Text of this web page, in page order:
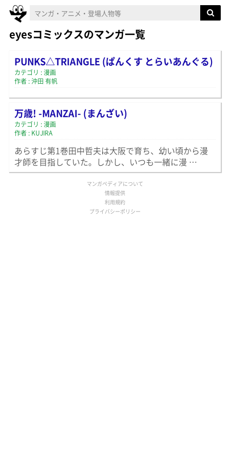
eyesコミックスのマンガ一覧
PUNKS△TRIANGLE (ぱんくす とらいあんぐる)
カテゴリ : 漫画
作者 : 沖田 有帆
万歳! -MANZAI- (まんざい)
カテゴリ : 漫画
作者 : KUJIRA
あらすじ第1巻田中哲夫は大阪で育ち、幼い頃から漫
才師を目指していた。しかし、いつも一緒に漫 …
マンガペディアについて
情報提供
利用規約
プライバシーポリシー